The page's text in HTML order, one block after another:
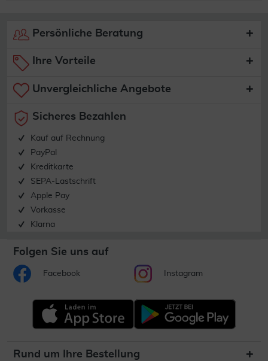
Persönliche Beratung
Ihre Vorteile
Unvergleichliche Angebote
Sicheres Bezahlen
Kauf auf Rechnung
PayPal
Kreditkarte
SEPA-Lastschrift
Apple Pay
Vorkasse
Klarna
Folgen Sie uns auf
Facebook Instagram
Rund um Ihre Bestellung